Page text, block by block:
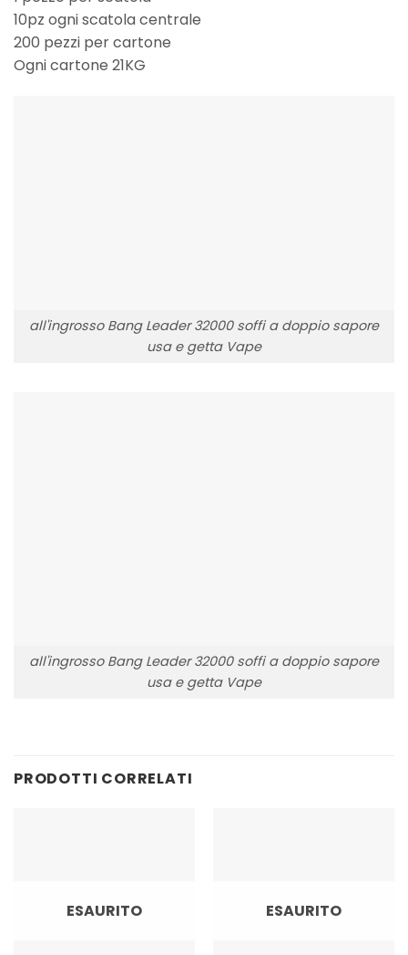
10pz ogni scatola centrale
200 pezzi per cartone
Ogni cartone 21KG
all'ingrosso Bang Leader 32000 soffi a doppio sapore
usa e getta Vape
all'ingrosso Bang Leader 32000 soffi a doppio sapore
usa e getta Vape
PRODOTTI CORRELATI
ESAURITO ESAURITO